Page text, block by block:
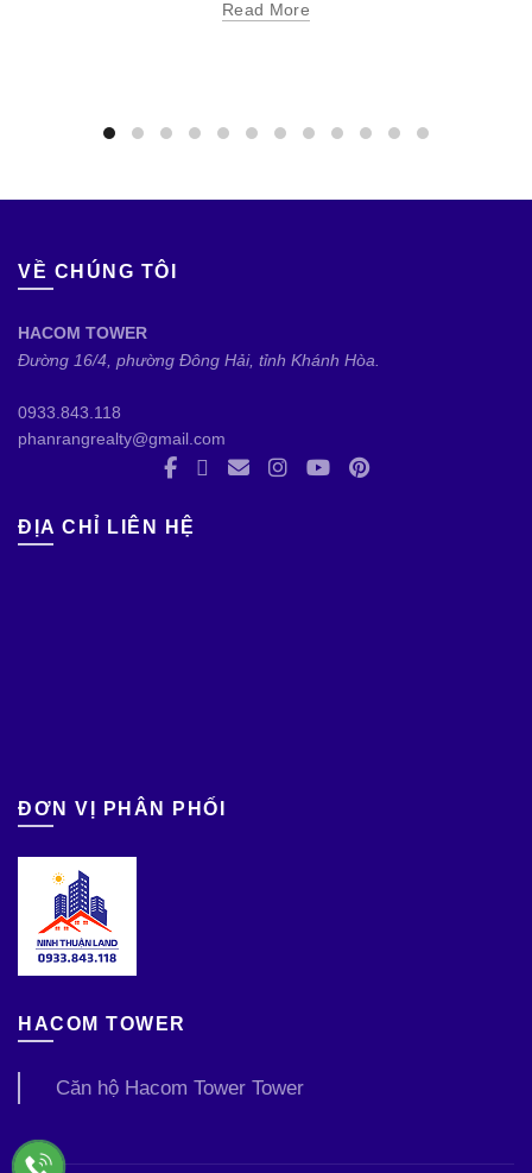
Read More
VỀ CHÚNG TÔI
HACOM TOWER
Đường 16/4, phường Đông Hải, tỉnh Khánh Hòa.
0933.843.118
phanrangrealty@gmail.com
ĐỊA CHỈ LIÊN HỆ
ĐƠN VỊ PHÂN PHỐI
HACOM TOWER
Căn hộ Hacom Tower Tower